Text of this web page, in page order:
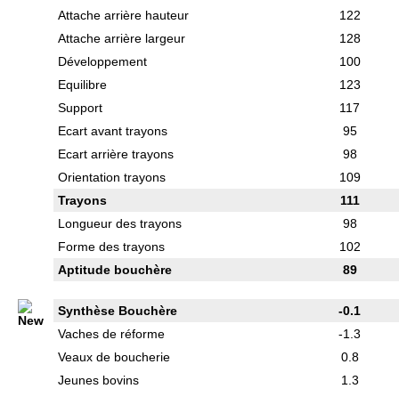
Attache arrière hauteur
122
Attache arrière largeur
128
Développement
100
Equilibre
123
Support
117
Ecart avant trayons
95
Ecart arrière trayons
98
Orientation trayons
109
Trayons
111
Longueur des trayons
98
Forme des trayons
102
Aptitude bouchère
89
Synthèse Bouchère
-0.1
Vaches de réforme
-1.3
Veaux de boucherie
0.8
Jeunes bovins
1.3